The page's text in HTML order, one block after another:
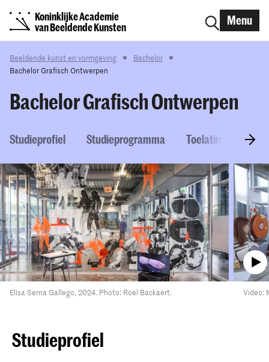
Koninklijke Academie
van Beeldende Kunsten
Menu
Beeldende kunst en vormgeving
Bachelor
Bachelor Grafisch Ontwerpen
Bachelor Grafisch Ontwerpen
Studieprofiel Studieprogramma Toelatingseisen
Elisa Serna Gallego, 2024. Photo: Roel Backaert. Video:
Studieprofiel